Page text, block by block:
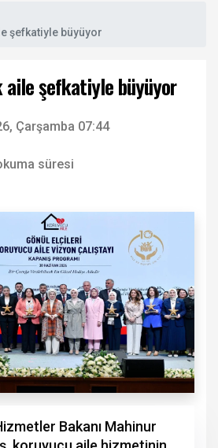
şefkatiyle büyüyor
aile şefkatiyle büyüyor
Çarşamba 07:44
süresi
Bakanı Mahinur